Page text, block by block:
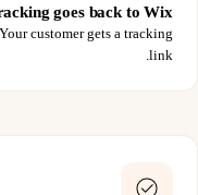
goes back to Wix
customer gets a tracking
link.